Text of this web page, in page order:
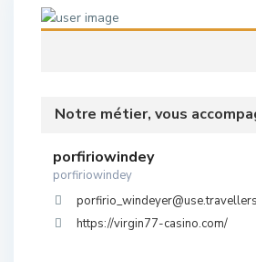
Notre métier, vous
porfiriowindey
porfiriowindey
https://virgin77-casino.com/